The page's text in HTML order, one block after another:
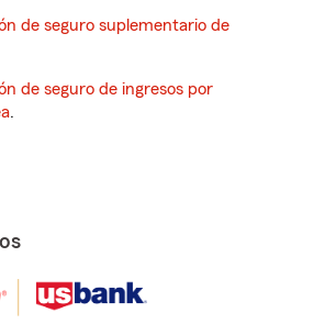
de seguro suplementario de
de seguro de ingresos por
.